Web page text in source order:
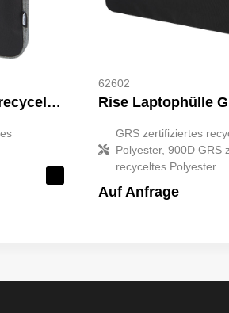
Reclaim 14" GRS recycelte Laptophülle 2,5 L
62602
GRS zertifiziertes
Polyester, 900D GRS
recyceltes Polyester
Auf Anfrage